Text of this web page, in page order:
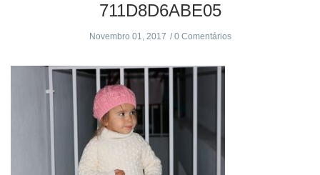
711D8D6ABE05
Novembro 01, 2017 0 Comentários